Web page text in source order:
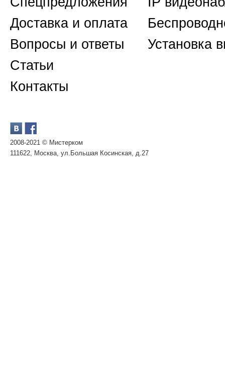
Доставка и оплата
Вопросы и ответы
Статьи
Контакты
2008-2021 © Мистерком
111622, Москва, ул.Большая Косинская, д.27
Установка